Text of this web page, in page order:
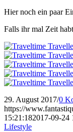
Hier noch ein paar
Falls ihr mal Zeit
29. August 2017/0
https://
15:21:182017-09-24
Lifestyle